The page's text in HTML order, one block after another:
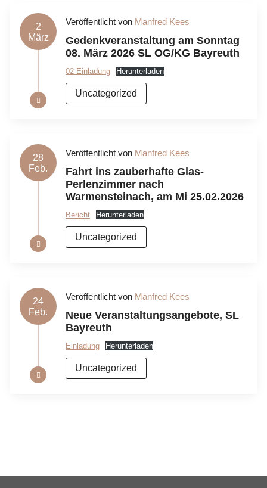
2
März
Veröffentlicht von Manfred Kees
Gedenkveranstaltung am Sonntag
08. März 2026 SL OG/KG Bayreuth
02 Einladung Herunterladen
Uncategorized
28
Feb.
Veröffentlicht von Manfred Kees
Fahrt ins zauberhafte Glas-
Perlenzimmer nach
Warmensteinach, am Mi 25.02.2026
Bericht Herunterladen
Uncategorized
24
Feb.
Veröffentlicht von Manfred Kees
Neue Veranstaltungsangebote, SL
Bayreuth
Einladung Herunterladen
Uncategorized